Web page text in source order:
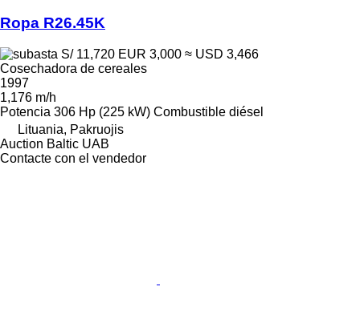
Ropa R26.45K
S/ 11,720 EUR 3,000 ≈ USD 3,466
Cosechadora de cereales
1997
1,176 m/h
Potencia 306 Hp (225 kW) Combustible diésel
Lituania, Pakruojis
Auction Baltic UAB
Contacte con el vendedor